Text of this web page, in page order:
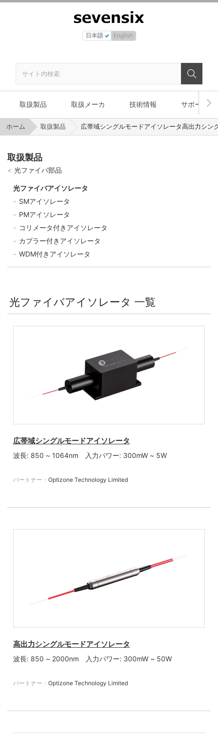
日本語 English
取扱製品 取扱メーカ 技術情報 サポート
ホーム 取扱製品 広帯域シングルモードアイソレータ高出力シ
光ファイバアイソレータ 一覧
広帯域シングルモードアイソレータ
波長: 850 ~ 1064nm 入力パワー: 300mW ~ 5W
パートナー： Optizone Technology Limited
高出力シングルモードアイソレータ
波長: 850 ~ 2000nm 入力パワー: 300mW ~ 50W
パートナー： Optizone Technology Limited
取扱製品
光ファイバ部品
光ファイバアイソレータ
SMアイソレータ
PMアイソレータ
コリメータ付きアイソレータ
カプラー付きアイソレータ
WDM付きアイソレータ